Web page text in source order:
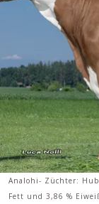
Analohi- Züchter:
Fett und 3,86 %